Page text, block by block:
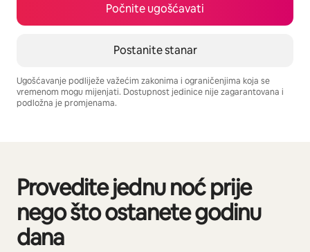
Počnite ugošćavati
Postanite stanar
Ugošćavanje podliježe važećim zakonima i ograničenjima koja se
vremenom mogu mijenjati. Dostupnost jedinice nije zagarantovana i
podložna je promjenama.
Provedite jednu noć prije
nego što ostanete godinu
dana
Prikazano 0 od 0 stavki